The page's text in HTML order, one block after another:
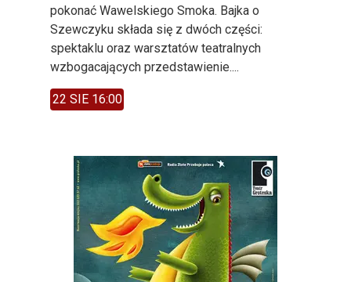
pokonać Wawelskiego Smoka. Bajka o
Szewczyku składa się z dwóch części:
spektaklu oraz warsztatów teatralnych
wzbogacających przedstawienie....
22 SIE 16:00